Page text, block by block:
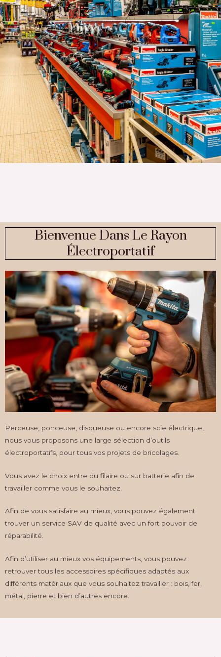
Bienvenue Dans Le Rayon
Électroportatif
Perceuse, ponceuse, disqueuse ou encore scie électrique,
nous vous proposons une large sélection d’outils
électroportatifs, pour tous vos projets de bricolages.
Vous avez le choix entre du filaire ou sur batterie afin de
travailler comme vous le souhaitez.
Afin de vous satisfaire au mieux, vous pouvez également
trouver un service SAV de qualité avec un fort pouvoir de
réparabilité.
Afin d’utiliser au mieux vos équipements, vous pouvez
retrouver tous les accessoires spécifiques adaptés aux
différents matériaux que vous souhaitez travailler : bois, fer,
métal, pierre et bien d’autres encore.